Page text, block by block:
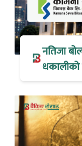
नतिजा
थकालीको